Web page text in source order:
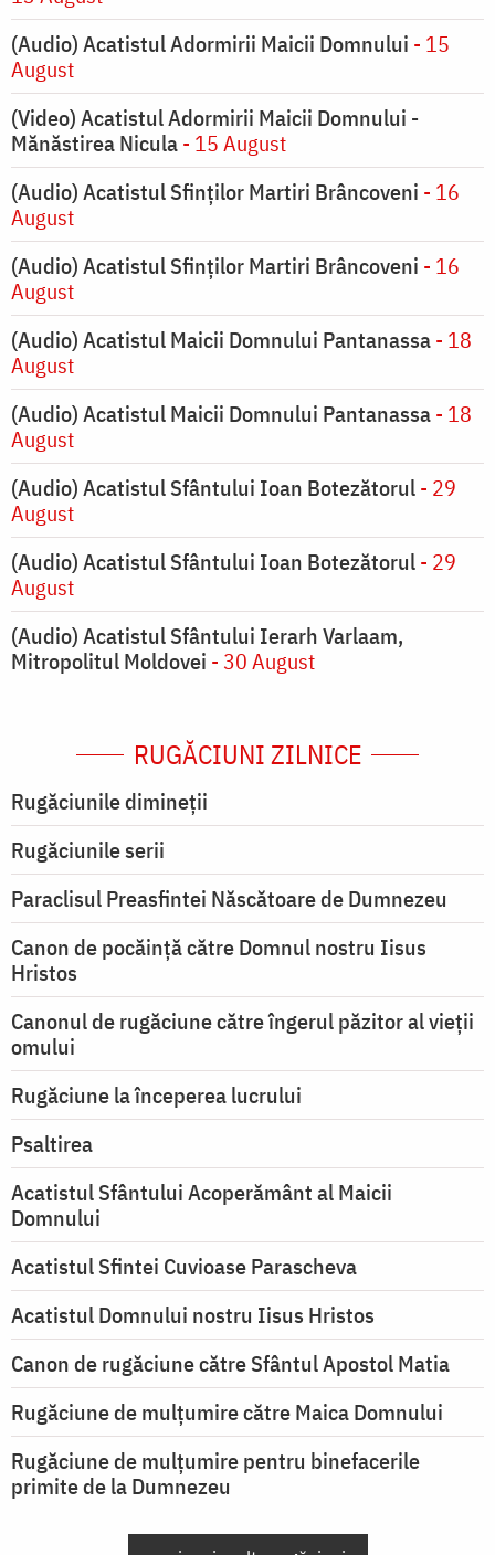
(Audio) Acatistul Adormirii Maicii Domnului - 15
August
(Video) Acatistul Adormirii Maicii Domnului -
Mănăstirea Nicula- 15 August
(Audio) Acatistul Sfinților Martiri Brâncoveni - 16
August
(Audio) Acatistul Sfinților Martiri Brâncoveni - 16
August
(Audio) Acatistul Maicii Domnului Pantanassa- 18
August
(Audio) Acatistul Maicii Domnului Pantanassa- 18
August
(Audio) Acatistul Sfântului Ioan Botezătorul- 29
August
(Audio) Acatistul Sfântului Ioan Botezătorul- 29
August
(Audio) Acatistul Sfântului Ierarh Varlaam,
Mitropolitul Moldovei - 30 August
RUGĂCIUNI ZILNICE
Rugăciunile dimineții
Rugăciunile serii
Paraclisul Preasfintei Născătoare de Dumnezeu
Canon de pocăință către Domnul nostru Iisus
Hristos
Canonul de rugăciune către îngerul păzitor al vieții
omului
Rugăciune la începerea lucrului
Psaltirea
Acatistul Sfântului Acoperământ al Maicii
Domnului
Acatistul Sfintei Cuvioase Parascheva
Acatistul Domnului nostru Iisus Hristos
Canon de rugăciune către Sfântul Apostol Matia
Rugăciune de mulţumire către Maica Domnului
Rugăciune de mulțumire pentru binefacerile
primite de la Dumnezeu